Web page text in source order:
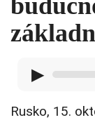
▶
Rusko, 15.